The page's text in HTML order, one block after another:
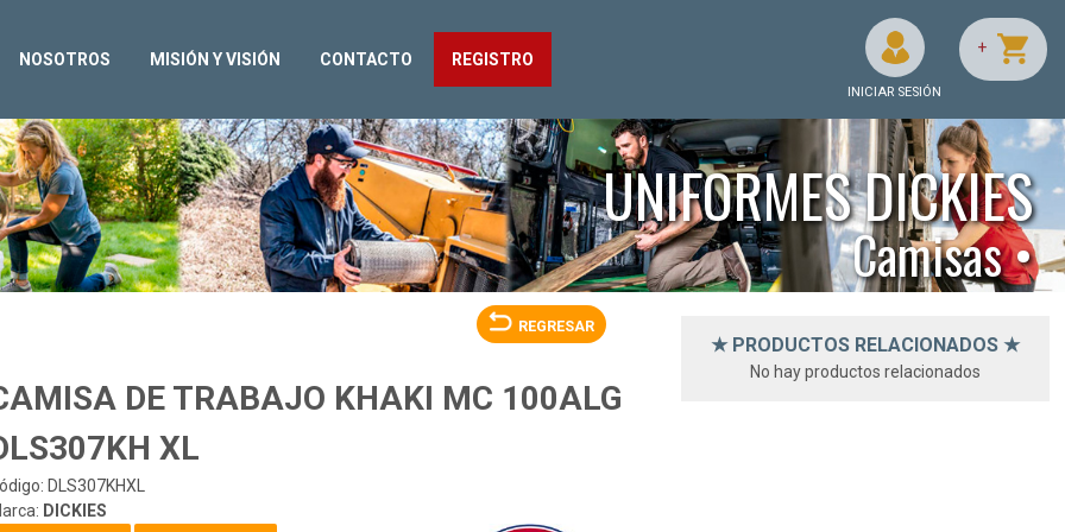
NOSOTROS MISIÓN Y VISIÓN CONTACTO REGISTRO
INICIAR SESIÓN
+
UNIFORMES DICKIES
Camisas •
REGRESAR
DE TRABAJO KHAKI MC 100ALG
XL
DLS307KHXL
DICKIES
★ PRODUCTOS RELACIONADOS ★
No hay productos relacionados